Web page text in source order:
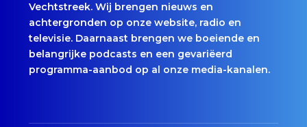
Vechtstreek. Wij brengen nieuws en
achtergronden op onze website, radio en
televisie. Daarnaast brengen we boeiende en
belangrijke podcasts en een gevariëerd
programma-aanbod op al onze media-kanalen.